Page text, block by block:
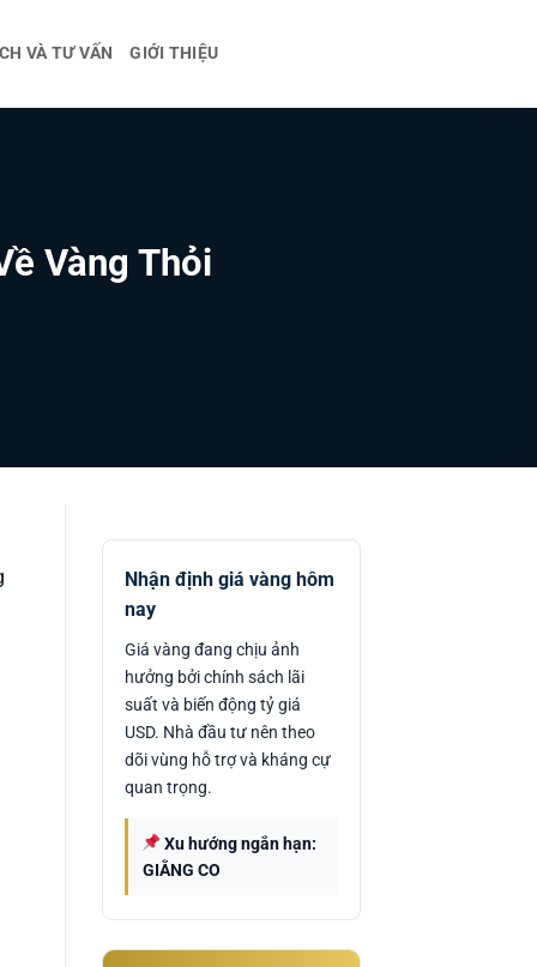
VÀ TƯ VẤN GIỚI THIỆU
Vàng Thỏi
Nhận định giá vàng hôm
nay
Giá vàng đang chịu ảnh
hưởng bởi chính sách lãi
suất và biến động tỷ giá
USD. Nhà đầu tư nên theo
dõi vùng hỗ trợ và kháng cự
quan trọng.
Xu hướng ngắn hạn:
GIẰNG CO